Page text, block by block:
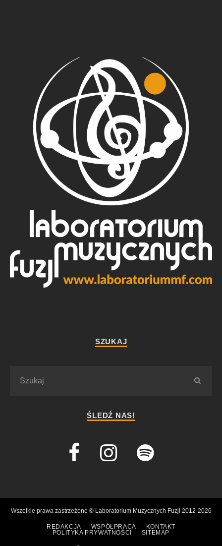
SZUKAJ
ŚLEDŹ NAS!
Wszelkie prawa zastrzeżone © Laboratorium Muzycznych Fuzji 2012-2026
REDAKCJA WSPÓŁPRACA
KONTAKT
POLITYKA PRYWATNOŚCI
SITEMAP